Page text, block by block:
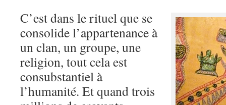
C’est dans le rituel que se
consolide l’appartenance à
un clan, un groupe, une
religion, tout cela est
consubstantiel à
l’humanité. Et quand trois